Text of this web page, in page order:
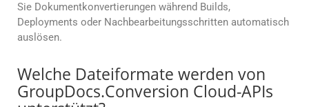
Sie Dokumentkonvertierungen während Builds,
Deployments oder Nachbearbeitungsschritten automatisch
auslösen.
Welche Dateiformate werden von
GroupDocs.Conversion Cloud-APIs